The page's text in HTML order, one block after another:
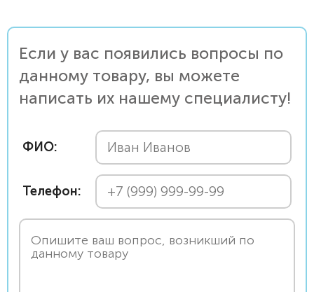
Если у вас появились вопросы по
данному товару, вы можете
написать их нашему специалисту!
ФИО:
Телефон: